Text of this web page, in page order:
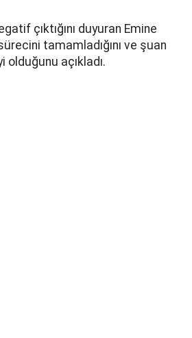
çıktığını duyuran Emine
tamamladığını ve şuan
olduğunu açıkladı.